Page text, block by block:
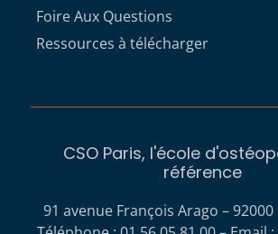
Foire Aux Questions
Ressources à télécharger
CSO Paris, l'école
référence
91 avenue François Arago – 92000